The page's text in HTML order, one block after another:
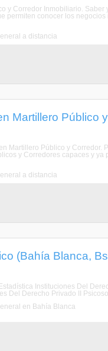
y Corredor Inmobiliario.
permiten conocer los
a distancia
Martillero Público
Martillero Público y
y Corredores capaces y
a distancia
(Bahía Blanca,
Instituciones Del
Del Derecho Privado II
en Bahía Blanca